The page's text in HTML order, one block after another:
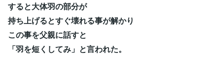
すると大体羽の部分が
持ち上げるとすぐ壊れる事が解かり
この事を父親に話すと
「羽を短くしてみ」と言われた。